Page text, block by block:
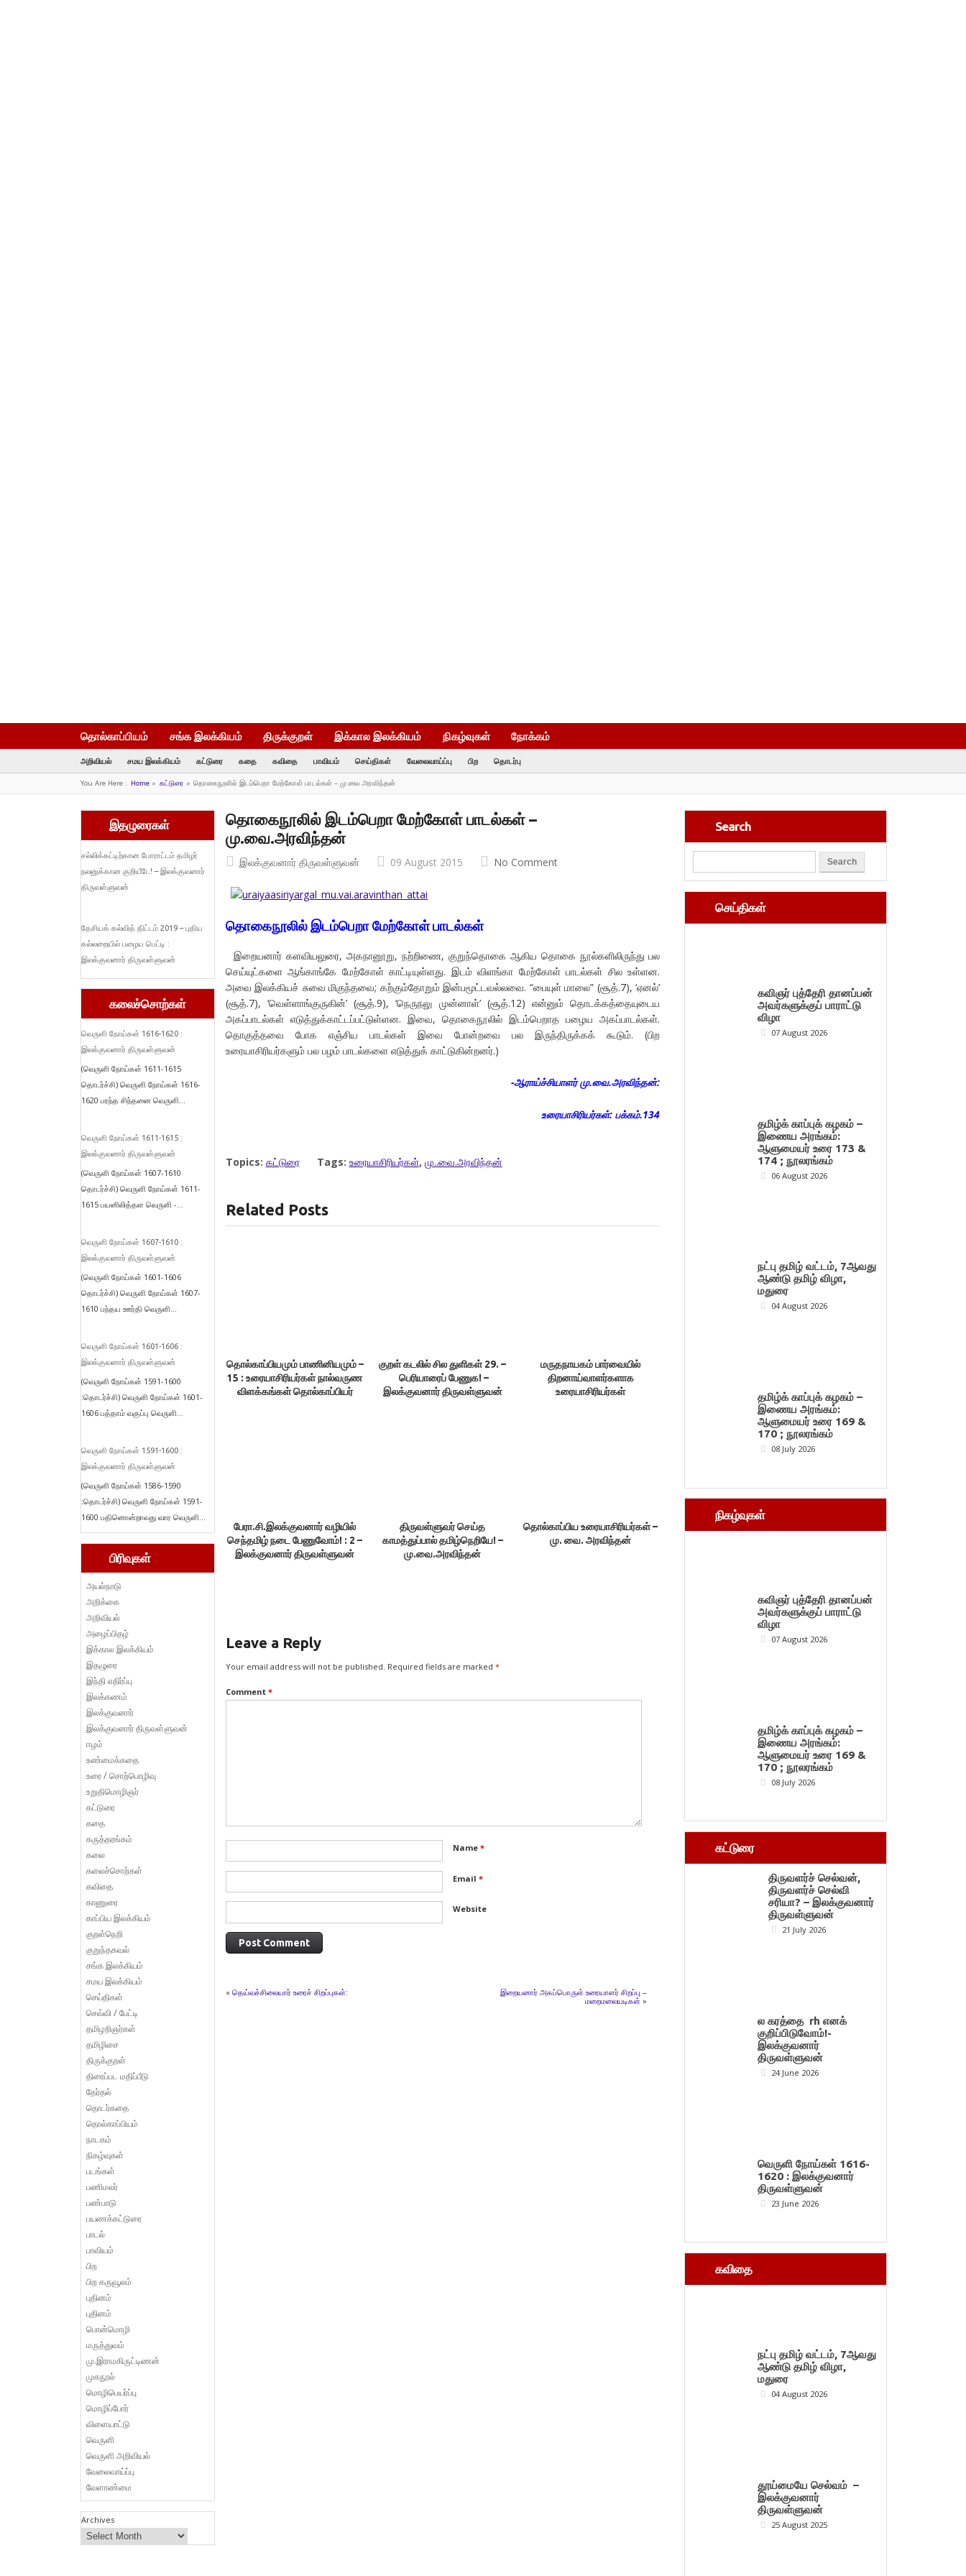
தொல்காப்பியம் சங்க இலக்கியம் திருக்குறள் இக்கால இலக்கியம் நிகழ்வுகள் நோக்கம்
அறிவியல் சமய இலக்கியம் கட்டுரை கதை கவிதை பாவியம் செய்திகள் வேலைவாய்ப்பு பிற தொடர்பு
You Are Here : Home» கட்டுரை » தொகைநூலில் இடம்பெறா மேற்கோள் பாடல்கள் – மு.வை.அரவிந்தன்
தொகைநூலில் இடம்பெறா மேற்கோள் பாடல்கள் –
மு.வை.அரவிந்தன்
இலக்குவனார் திருவள்ளுவன் 09 August 2015 No Comment
தொகைநூலில் இடம்பெறா மேற்கோள் பாடல்கள்
இறையனார் களவியலுரை, அகநானூறு, நற்றிணை, குறுந்தொகை ஆகிய தொகை நூல்களிலிருந்து பல
செய்யுட்களை ஆங்காங்கே மேற்கோள் காட்டியுள்ளது. இடம் விளங்கா மேற்கோள் பாடல்கள் சில உள்ளன.
அவை இலக்கியச் சுவை மிகுந்தவை; கற்கும்தோறும் இன்பமூட்டவல்லவை. “பையுள் மாலை” (சூத்.7), ‘ஏனல்’
(சூத்.7), ‘வெள்ளாங்குருகின்’ (சூத்.9), ‘நெருநலு முன்னாள்’ (சூத்.12) என்னும் தொடக்கத்தையுடைய
அகப்பாடல்கள் எடுத்துக்­காட்டப்பட்டுள்ளன. இவை, தொகைநூலில் இடம்பெறாத பழைய அகப்பாடல்கள்.
தொகுத்தவை போக எஞ்சிய பாடல்கள் இவை போன்றவை பல இருந்திருக்கக் கூடும். (பிற
உரையாசிரியர்களும் பல பழம் பாடல்களை எடுத்துக் காட்டுகின்றனர்.)
-ஆராய்ச்சியாளர் மு.வை.அரவிந்தன்:
உரையாசிரியர்கள்: பக்கம்.134
Topics: கட்டுரை Tags: உரையாசிரியர்கள், மு..வை.அரவிந்தன்
Related Posts
தொல்காப்பியமும் பாணினியமும் –
15 : உரையாசிரியர்கள் நால்வருண
விளக்கங்கள் தொல்காப்பியர்
குறள் கடலில் சில துளிகள் 29. –
பெரியாரைப் பேணுக! –
இலக்குவனார் திருவள்ளுவன்
மருதநாயகம் பார்வையில்
திறனாய்வாளர்களாக
உரையாசிரியர்கள்
பேரா.சி.இலக்குவனார் வழியில்
செந்தமிழ் நடை பேணுவோம்! : 2 –
இலக்குவனார் திருவள்ளுவன்
திருவள்ளுவர் செய்த
காமத்துப்பால் தமிழ்நெறியே! –
மு.வை.அரவிந்தன்
தொல்காப்பிய உரையாசிரியர்கள் –
மு. வை. அரவிந்தன்
Leave a Reply
Your email address will not be published. Required fields are marked *
Comment *
Name *
Email *
Website
« தெய்வச்சிலையார் உரைச் சிறப்புகள்:
இறையனார் அகப்பொருள் உரையாளர் சிறப்பு –
மறைமலையடிகள் »
இதழுரைகள்
சல்லிக்கட்டிற்கான போராட்டம் தமிழர்
நலனுக்கான குறியீடே! – இலக்குவனார்
திருவள்ளுவன்
தேசியக் கல்வித் திட்டம் 2019 – புதிய
கல்லறையில் பழைய பெட்டி :
இலக்குவனார் திருவள்ளுவன்
கலைச்சொற்கள்
வெருளி நோய்கள் 1616-1620 :
இலக்குவனார் திருவள்ளுவன்
(வெருளி நோய்கள் 1611-1615
தொடர்ச்சி) வெருளி நோய்கள் 1616-
1620 பரந்த சிந்தனை வெருளி...
வெருளி நோய்கள் 1611-1615 :
இலக்குவனார் திருவள்ளுவன்
(வெருளி நோய்கள் 1607-1610
தொடர்ச்சி) வெருளி நோய்கள் 1611-
1615 பயனிலித்தள வெருளி -...
வெருளி நோய்கள் 1607-1610 :
இலக்குவனார் திருவள்ளுவன்
(வெருளி நோய்கள் 1601-1606
தொடர்ச்சி) வெருளி நோய்கள் 1607-
1610 பந்தய ஊர்தி வெருளி...
வெருளி நோய்கள் 1601-1606 :
இலக்குவனார் திருவள்ளுவன்
(வெருளி நோய்கள் 1591-1600
:தொடர்ச்சி) வெருளி நோய்கள் 1601-
1606 பத்தாம் வகுப்பு வெருளி...
வெருளி நோய்கள் 1591-1600 :
இலக்குவனார் திருவள்ளுவன்
(வெருளி நோய்கள் 1586-1590
:தொடர்ச்சி) வெருளி நோய்கள் 1591-
1600 பதினொன்றாவது வார வெருளி...
பிரிவுகள்
அயல்நாடு
அறிக்கை
அறிவியல்
அழைப்பிதழ்
இக்கால இலக்கியம்
இதழுரை
இந்தி எதிர்ப்பு
இலக்கணம்
இலக்குவனார்
இலக்குவனார் திருவள்ளுவன்
ஈழம்
உண்மைக்கதை
உரை / சொற்பொழிவு
உறுதிமொழிஞர்
கட்டுரை
கதை
கருத்தரங்கம்
கலை
கலைச்சொற்கள்
கவிதை
காணுரை
காப்பிய இலக்கியம்
குறள்நெறி
குறுந்தகவல்
சங்க இலக்கியம்
சமய இலக்கியம்
செய்திகள்
செவ்வி / பேட்டி
தமிழறிஞர்கள்
தமிழிசை
திருக்குறள்
திரைப்பட மதிப்பீடு
தேர்தல்
தொடர்கதை
தொல்காப்பியம்
நாடகம்
நிகழ்வுகள்
படங்கள்
பணிமலர்
பண்பாடு
பயணக்கட்டுரை
பாடல்
பாவியம்
பிற
பிற கருவூலம்
புதினம்
புதினம்
பொன்மொழி
மருத்துவம்
மு.இராமகிருட்டிணன்
முகநூல்
மொழிபெயர்ப்பு
மொழிப்போர்
விளையாட்டு
வெருளி
வெருளி அறிவியல்
வேலைவாய்ப்பு
வேளாண்மை
Archives
Search
செய்திகள்
கவிஞர் புத்தேரி தானப்பன்
அவர்களுக்குப் பாராட்டு
விழா
07 August 2026
தமிழ்க் காப்புக் கழகம் –
இணைய அரங்கம்:
ஆளுமையர் உரை 173 &
174 ; நூலரங்கம்
06 August 2026
நட்பு தமிழ் வட்டம், 7ஆவது
ஆண்டு தமிழ் விழா,
மதுரை
04 August 2026
தமிழ்க் காப்புக் கழகம் –
இணைய அரங்கம்:
ஆளுமையர் உரை 169 &
170 ; நூலரங்கம்
08 July 2026
நிகழ்வுகள்
கவிஞர் புத்தேரி தானப்பன்
அவர்களுக்குப் பாராட்டு
விழா
07 August 2026
தமிழ்க் காப்புக் கழகம் –
இணைய அரங்கம்:
ஆளுமையர் உரை 169 &
170 ; நூலரங்கம்
08 July 2026
கட்டுரை
திருவளர்ச் செல்வன்,
திருவளர்ச் செல்வி
சரியா? – இலக்குவனார்
திருவள்ளுவன்
21 July 2026
ல கரத்தை rh எனக்
குறிப்பிடுவோம்!-
இலக்குவனார்
திருவள்ளுவன்
24 June 2026
வெருளி நோய்கள் 1616-
1620 : இலக்குவனார்
திருவள்ளுவன்
23 June 2026
கவிதை
நட்பு தமிழ் வட்டம், 7ஆவது
ஆண்டு தமிழ் விழா,
மதுரை
04 August 2026
தூய்மையே செல்வம் –
இலக்குவனார்
திருவள்ளுவன்
25 August 2025